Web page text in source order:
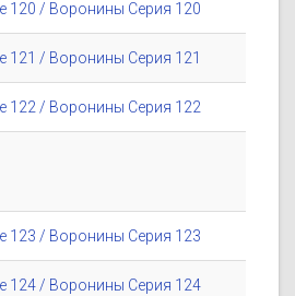
120 / Воронины Серия 120
121 / Воронины Серия 121
122 / Воронины Серия 122
123 / Воронины Серия 123
124 / Воронины Серия 124